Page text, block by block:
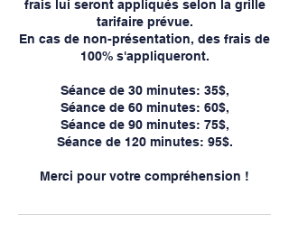
frais lui seront appliqués selon la grille
tarifaire prévue.
En cas de non-présentation, des frais de
100% s'appliqueront.
Séance de 30 minutes: 35$,
Séance de 60 minutes: 60$,
Séance de 90 minutes: 75$,
Séance de 120 minutes: 95$.
Merci pour votre compréhension !